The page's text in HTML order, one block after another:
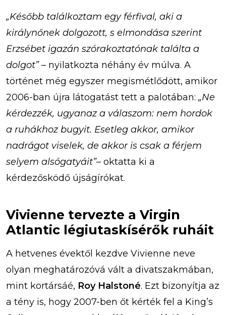
„Később találkoztam egy férfival, aki a
királynőnek dolgozott, s elmondása szerint
Erzsébet igazán szórakoztatónak találta a
dolgot”– nyilatkozta néhány év múlva. A
történet még egyszer megismétlődött, amikor
2006-ban újra látogatást tett a palotában: „Ne
kérdezzék, ugyanaz a válaszom: nem hordok
a ruhákhoz bugyit. Esetleg akkor, amikor
nadrágot viselek, de akkor is csak a férjem
selyem alsógatyáit”– oktatta ki a
kérdezősködő újságírókat.
Vivienne tervezte a Virgin
Atlantic légiutaskísérők ruháit
A hetvenes évektől kezdve Vivienne neve
olyan meghatározóvá vált a divatszakmában,
mint kortársáé, Roy Halstoné. Ezt bizonyítja az
a tény is, hogy 2007-ben őt kérték fel a King’s